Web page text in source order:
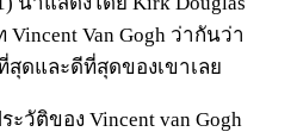
Vincent Van Gogh ว่ากันว่า
ดและดีที่สุดของเขาเลย
วัติของ Vincent van Gogh